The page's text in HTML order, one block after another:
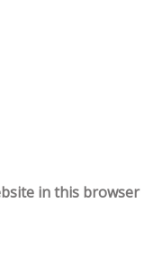
in this browser